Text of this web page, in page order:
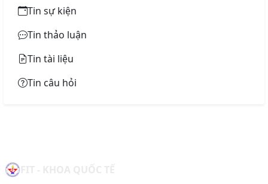
Tin sự kiện
Tin thảo luận
Tin tài liệu
Tin câu hỏi